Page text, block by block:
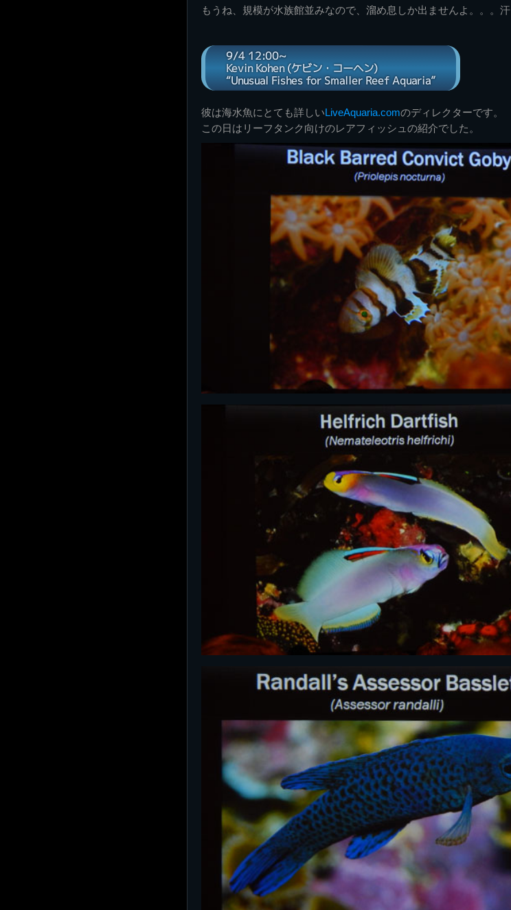
もうね、規模が水族館並みなので、溜め息しか出ませんよ。。。汗
9/4 12:00~
Kevin Kohen (ケビン・コーヘン)
“Unusual Fishes for Smaller Reef Aquaria”
彼は海水魚にとても詳しいLiveAquaria.comのディレクターです。
この日はリーフタンク向けのレアフィッシュの紹介でした。